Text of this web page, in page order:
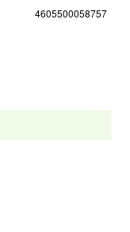
4605500058757